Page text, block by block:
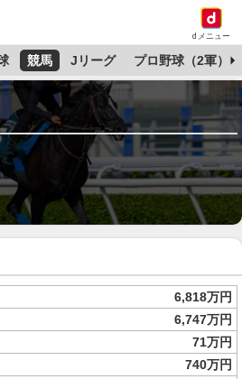
dメニュー
競馬 Jリーグ プロ野球（2軍）
6,818万円
6,747万円
71万円
740万円